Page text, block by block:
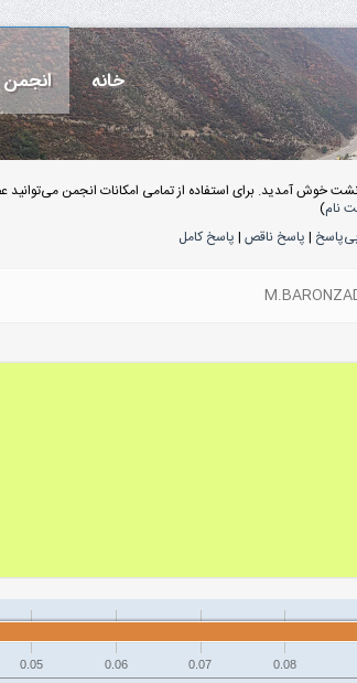
خانه انجمن
خوش آمدید. برای استفاده از تمامی امکانات انجمن می‌توانید
نام)
| پاسخ ناقص | پاسخ کامل
0.05 0.06 0.07 0.08